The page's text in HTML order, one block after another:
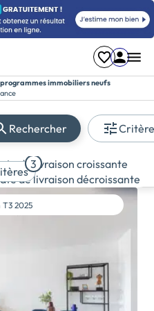
programmes immobiliers neufs
Rechercher
3
de livraison croissante
de livraison décroissante
T3 2025